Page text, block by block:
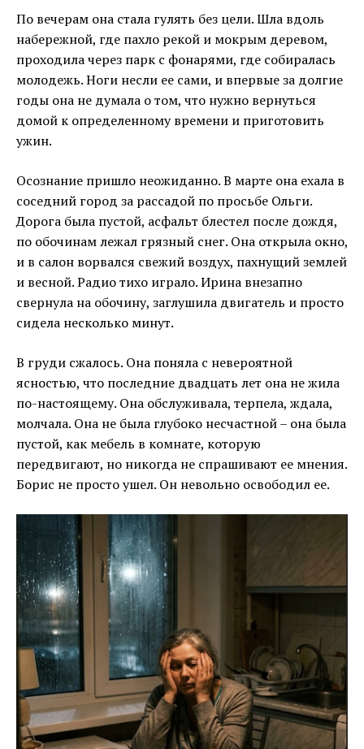
По вечерам она стала гулять без цели. Шла вдоль
набережной, где пахло рекой и мокрым деревом,
проходила через парк с фонарями, где собиралась
молодежь. Ноги несли ее сами, и впервые за долгие
годы она не думала о том, что нужно вернуться
домой к определенному времени и приготовить
ужин.
Осознание пришло неожиданно. В марте она ехала в
соседний город за рассадой по просьбе Ольги.
Дорога была пустой, асфальт блестел после дождя,
по обочинам лежал грязный снег. Она открыла окно,
и в салон ворвался свежий воздух, пахнущий землей
и весной. Радио тихо играло. Ирина внезапно
свернула на обочину, заглушила двигатель и просто
сидела несколько минут.
В груди сжалось. Она поняла с невероятной
ясностью, что последние двадцать лет она не жила
по-настоящему. Она обслуживала, терпела, ждала,
молчала. Она не была глубоко несчастной – она была
пустой, как мебель в комнате, которую
передвигают, но никогда не спрашивают ее мнения.
Борис не просто ушел. Он невольно освободил ее.